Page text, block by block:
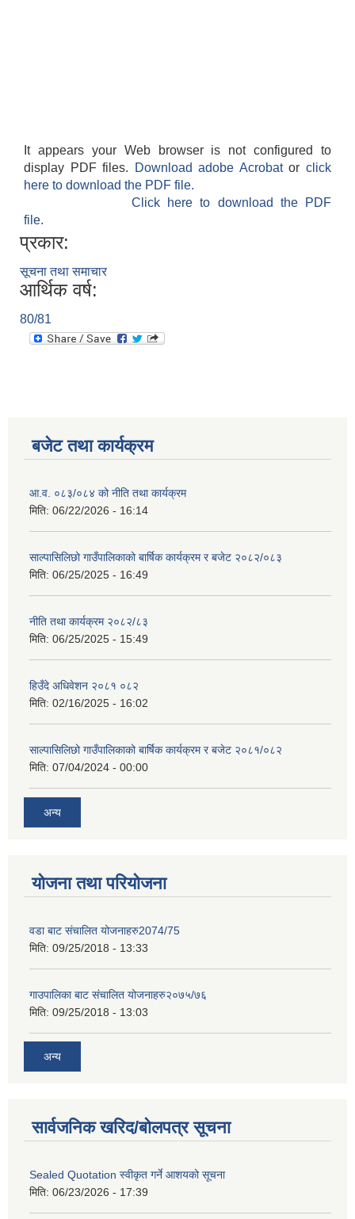
It appears your Web browser is not configured to
display PDF files.
Download adobe Acrobatorclick
here to download the PDF file.
Click here to download the PDF
file.
प्रकार:
सूचना तथा समाचार
आर्थिक वर्ष:
80/81
बजेट तथा कार्यक्रम
आ.व. ०८३/०८४ को नीति तथा कार्यक्रम
मिति: 06/22/2026 - 16:14
साल्पासिलिछो गाउँपालिकाको बार्षिक कार्यक्रम र बजेट २०८२/०८३
मिति: 06/25/2025 - 16:49
नीति तथा कार्यक्रम २०८२/८३
मिति: 06/25/2025 - 15:49
हिउँदे अधिवेशन २०८१ ०८२
मिति: 02/16/2025 - 16:02
साल्पासिलिछो गाउँपालिकाको बार्षिक कार्यक्रम र बजेट २०८१/०८२
मिति: 07/04/2024 - 00:00
अन्य
योजना तथा परियोजना
वडा बाट संचालित योजनाहरु2074/75
मिति: 09/25/2018 - 13:33
गाउपालिका बाट संचालित योजनाहरु२०७५/७६
मिति: 09/25/2018 - 13:03
अन्य
सार्वजनिक खरिद/बोलपत्र सूचना
Sealed Quotation स्वीकृत गर्ने आशयको सूचना
मिति: 06/23/2026 - 17:39